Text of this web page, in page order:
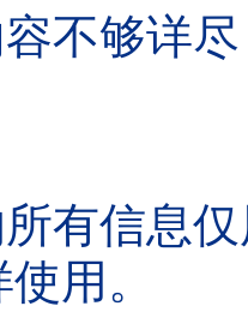
不够详
有信息
用。